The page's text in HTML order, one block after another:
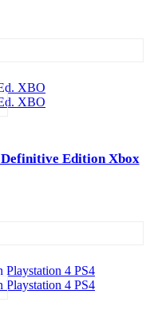
Definitive Edition Xbox